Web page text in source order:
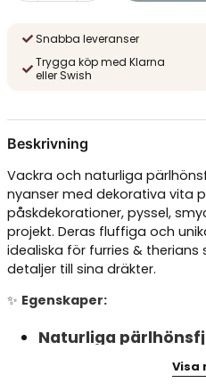
Snabba leveranser
Trygga köp med Klarna
eller Swish
Beskrivning
Vackra och naturliga
nyanser med dekorativa vita
påskdekorationer, pyssel,
projekt. Deras fluffiga och
idealiska för furries &
detaljer till sina dräkter.
✨ Egenskaper:
Naturliga
Visa